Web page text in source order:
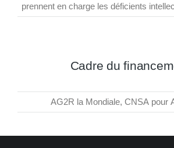
prennent en charge les déficients
Cadre du
AG2R la Mondiale, CNSA pour